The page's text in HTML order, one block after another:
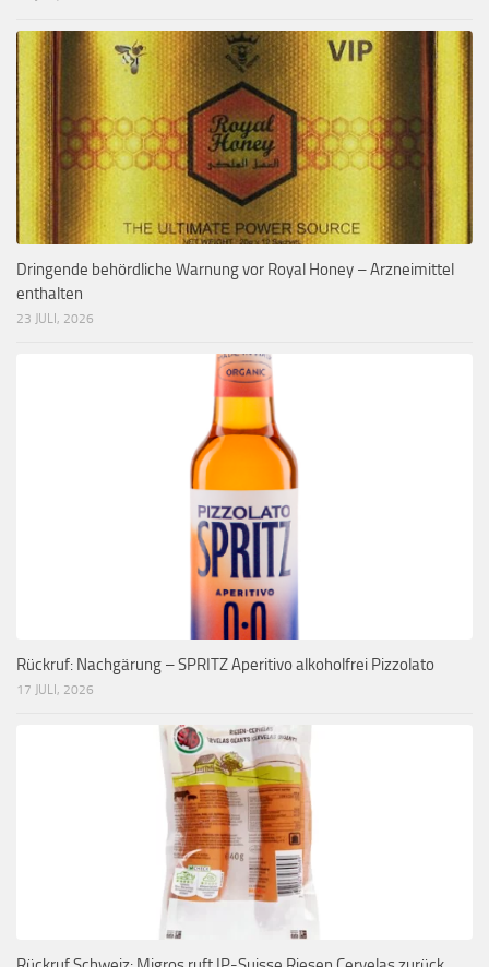
Dringende behördliche Warnung vor Royal Honey – Arzneimittel
enthalten
23 JULI, 2026
Rückruf: Nachgärung – SPRITZ Aperitivo alkoholfrei Pizzolato
17 JULI, 2026